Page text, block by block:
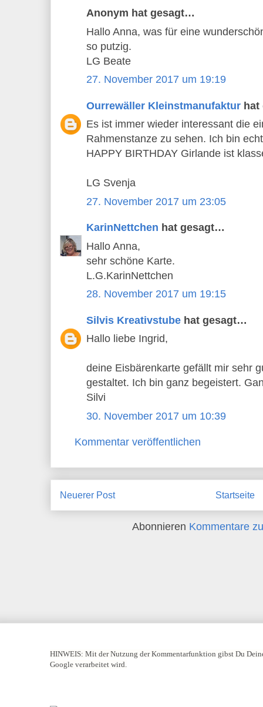
Anonym hat gesagt…
Hallo Anna, was für eine
so putzig.
LG Beate
27. November 2017 um 19:19
Ourrewäller Kleinstmanufaktur
Es ist immer wieder interessant die
Rahmenstanze zu sehen. Ich bin
HAPPY BIRTHDAY Girlande ist
LG Svenja
27. November 2017 um 23:05
KarinNettchen hat gesagt…
Hallo Anna,
sehr schöne Karte.
L.G.KarinNettchen
28. November 2017 um 19:15
Silvis Kreativstube hat gesagt…
Hallo liebe Ingrid,
deine Eisbärenkarte gefällt mir sehr
gestaltet. Ich bin ganz begeistert.
Silvi
30. November 2017 um 10:39
Kommentar veröffentlichen
Neuerer Post Startseite
Abonnieren Kommentare
HINWEIS: Mit der Nutzung der Kommentarfunktion gibst Du
Google verarbeitet wird.